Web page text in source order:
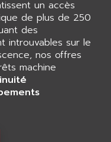
un accès
de plus de 250
des
introuvables sur le
nos offres
machine